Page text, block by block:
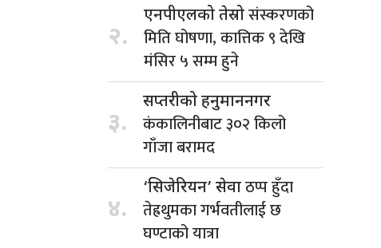
२.
एनपीएलको तेस्रोसंस्करणको
मिति घोषणा, कात्तिक ९ देखि
मंसिर ५ सम्म हुने
३.
सप्तरीको हनुमाननगर
कंकालिनीबाट ३०२ किलो
गाँजा बरामद
४.
‘सिजेरियन’ सेवाठप्प हुँदा
तेह्रथुमका गर्भवतीलाई छ
घण्टाको यात्रा